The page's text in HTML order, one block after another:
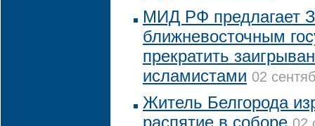
МИД РФ предлагает
ближневосточным
прекратить
исламистами 02
Житель Белгорода
распятие в соборе